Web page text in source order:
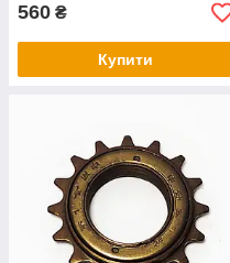
560 ₴
Купити